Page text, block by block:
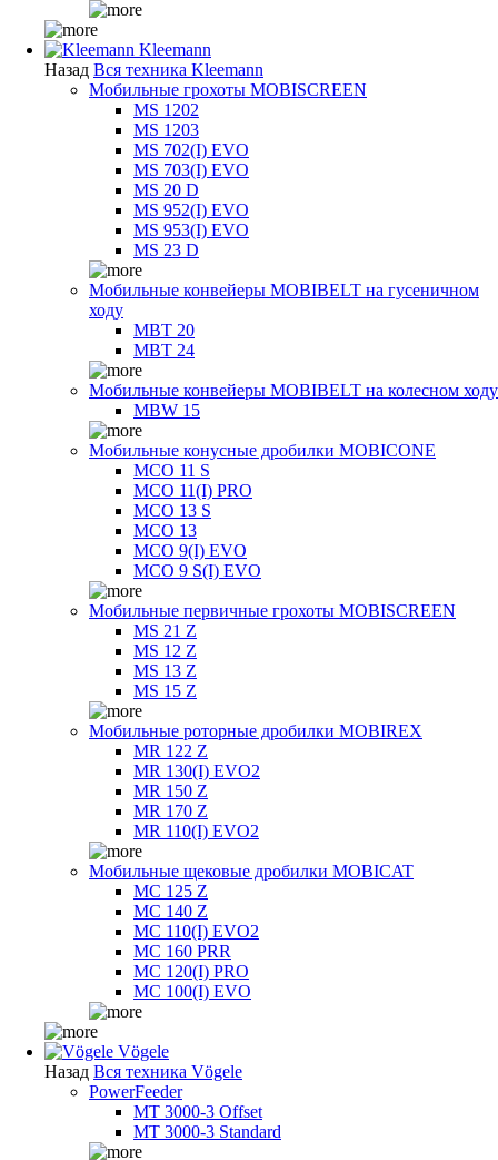
Kleemann
Назад Вся техника Kleemann
Мобильные грохоты MOBISCREEN
MS 1202
MS 1203
MS 702(I) EVO
MS 703(I) EVO
MS 20 D
MS 952(I) EVO
MS 953(I) EVO
MS 23 D
Мобильные конвейеры MOBIBELT на гусеничном
ходу
MBT 20
MBT 24
Мобильные конвейеры MOBIBELT на колесном ходу
MBW 15
Мобильные конусные дробилки MOBICONE
MCO 11 S
MCO 11(I) PRO
MCO 13 S
MCO 13
MCO 9(I) EVO
MCO 9 S(I) EVO
Мобильные первичные грохоты MOBISCREEN
MS 21 Z
MS 12 Z
MS 13 Z
MS 15 Z
Мобильные роторные дробилки MOBIREX
MR 122 Z
MR 130(I) EVO2
MR 150 Z
MR 170 Z
MR 110(I) EVO2
Мобильные щековые дробилки MOBICAT
MC 125 Z
MC 140 Z
MC 110(I) EVO2
MC 160 PRR
MC 120(I) PRO
MC 100(I) EVO
Vögele
Назад Вся техника Vögele
PowerFeeder
MT 3000-3 Offset
MT 3000-3 Standard